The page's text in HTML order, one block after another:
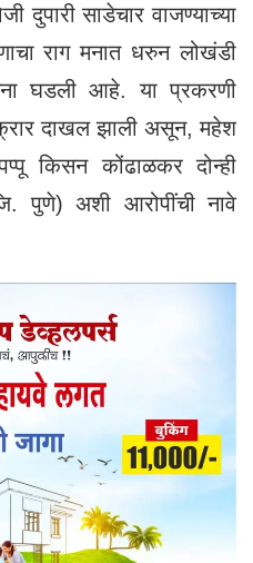
दुपारी साडेचार वाजण्याच्या
राग मनात धरुन लोखंडी
घडली आहे. या प्रकरणी
दाखल झाली असून, महेश
किसन कोंढाळकर दोन्ही
पुणे) अशी आरोपींची नावे